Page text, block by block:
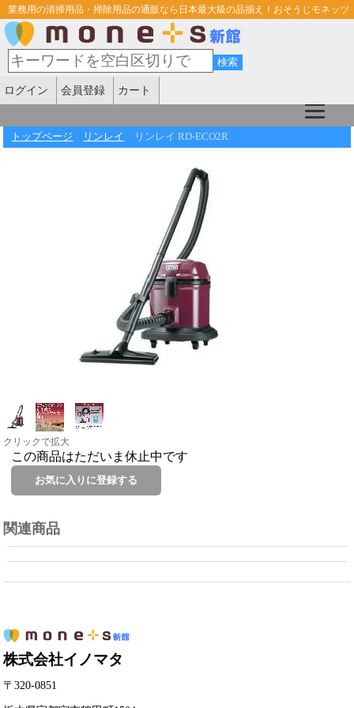
業務用の清掃用品・掃除用品の通販なら日本最大級の品揃え！おそうじモネッツ
ログイン 会員登録 カート
トップページ リンレイ リンレイ RD-ECO2R
クリックで拡大
この商品はただいま休止中です
関連商品
株式会社イノマタ
〒320-0851